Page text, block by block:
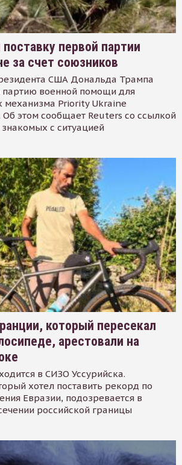
первой партии
за счет союзников
США Дональда Трампа
военной помощи для
механизма Priority Ukraine
этом сообщает Reuters со ссылкой
с ситуацией
который пересекал
арестовали на
в СИЗО Уссурийска.
хотел поставить рекорд по
Евразии, подозревается в
российской границы